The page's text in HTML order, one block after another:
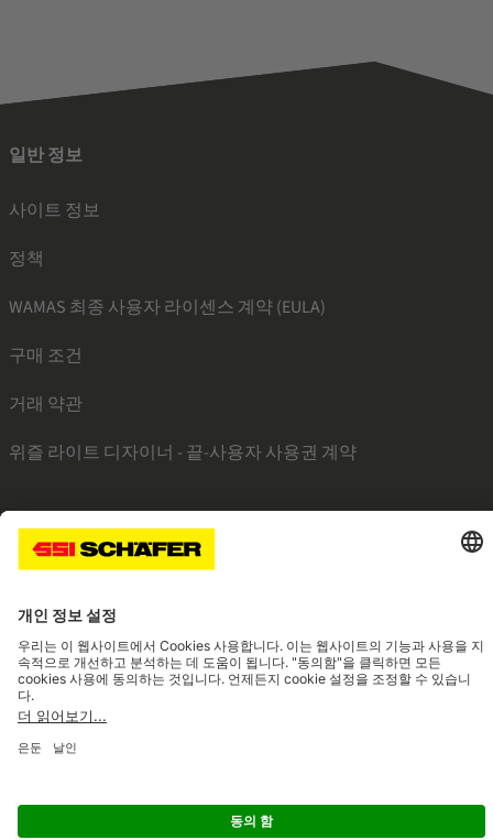
일반 정보
사이트 정보
정책
WAMAS 최종 사용자 라이센스 계약 (EULA)
구매 조건
거래 약관
위즐 라이트 디자이너 - 끝-사용자 사용권 계약
SSI linkedinSSI facebookSSI instagram
Navigate to home page
© 2026